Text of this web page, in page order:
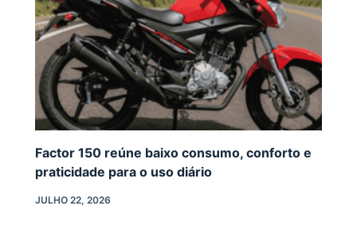
Factor 150 reúne baixo consumo, conforto e
praticidade para o uso diário
JULHO 22, 2026